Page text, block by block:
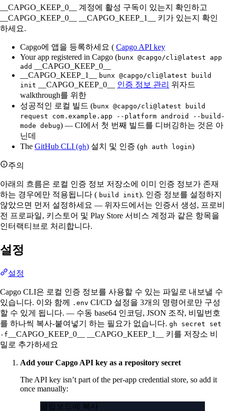
__CAPGO_KEEP_0__ 계정에 활성 구독이 있는지 확인하고
__CAPGO_KEEP_0__ __CAPGO_KEEP_1__ 키가 있는지 확인
하세요.
Capgo에 앱을 등록하세요 ( Capgo API key
Your app registered in Capgo (bunx @capgo/cli@latest app
add
__CAPGO_KEEP_0__
__CAPGO_KEEP_1__
bunx @capgo/cli@latest build
init
__CAPGO_KEEP_0__ 인증 정보 관리 위자드
walkthrough를 위한
성공적인 로컬 빌드 (bunx @capgo/cli@latest build
request com.example.app --platform android --build-
mode debug) — CI에서 첫 번째 빌드를 디버깅하는 것은 아
닌데
The GitHub CLI (gh) 설치 및 인증 (gh auth login)
주의
아래의 흐름은 로컬 인증 정보 저장소에 이미 인증 정보가 존재
하는 경우에만 적용됩니다 ( build init). 인증 정보를 설정하지
않았으면 먼저 설정하세요 — 위자드에서는 인증서 생성, 프로비
전 프로파일, 키스토어 및 Play Store 서비스 계정과 같은 항목을
인터랙티브로 처리합니다.
설정
설정
Capgo CLI은 로컬 인증 정보를 사용할 수 있는 파일로 내보낼 수
있습니다. 이와 함께
.env CI/CD 설정을 3개의 명령어로만 구성
할 수 있게 됩니다. — 수동 base64 인코딩, JSON 조작, 비밀번호
를 하나씩 복사-붙여넣기 하는 필요가 없습니다. gh secret set
-f
__CAPGO_KEEP_0__ __CAPGO_KEEP_1__ 키를 저장소 비
밀로 추가하세요
Add your Capgo API key as a repository secret
The API key isn’t part of the per-app credential store, so add it
once manually:
클립보드에 복사